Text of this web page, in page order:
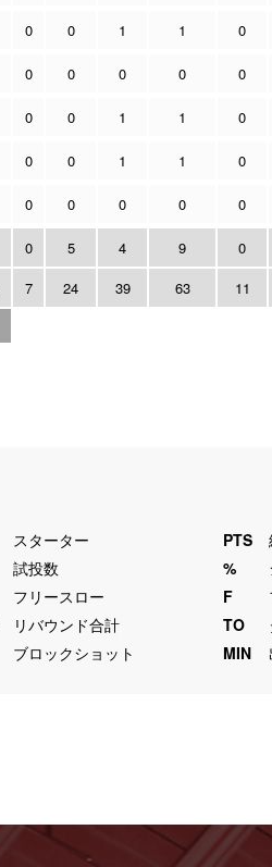
0 0 1 1 0
0 0 0 0 0
0 0 1 1 0
0 0 1 1 0
0 0 0 0 0
0 5 4 9 0
7 24 39 63 11
スターター PTS
試投数 %
フリースロー F
リバウンド合計 TO
ブロックショット MIN